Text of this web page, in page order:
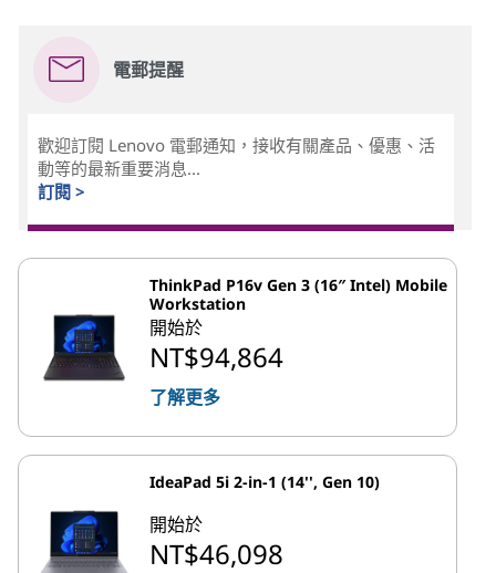
電郵提醒
歡迎訂閱 Lenovo 電郵通知，接收有關產品、優惠、活
動等的最新重要消息...
訂閱 >
ThinkPad P16v Gen 3 (16″ Intel) Mobile
Workstation
開始於
NT$94,864
了解更多
IdeaPad 5i 2-in-1 (14'', Gen 10)
開始於
NT$46,098